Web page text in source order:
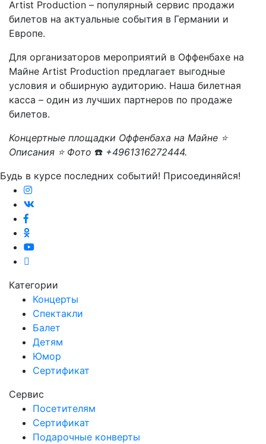
Artist Production – популярный сервис продажи
билетов на актуальные события в Германии и
Европе.
Для организаторов мероприятий в Оффенбахе на
Майне Artist Production предлагает выгодные
условия и обширную аудиторию. Наша билетная
касса – один из лучших партнеров по продаже
билетов.
Концертные площадки Оффенбаха на Майне ⭐
Описания ⭐ Фото ☎️ +4961316272444.
Будь в курсе последних событий! Присоединяйся!
Категории
Концерты
Спектакли
Балет
Детям
Юмор
Сертификат
Сервис
Посетителям
Сертификат
Подарочные конверты